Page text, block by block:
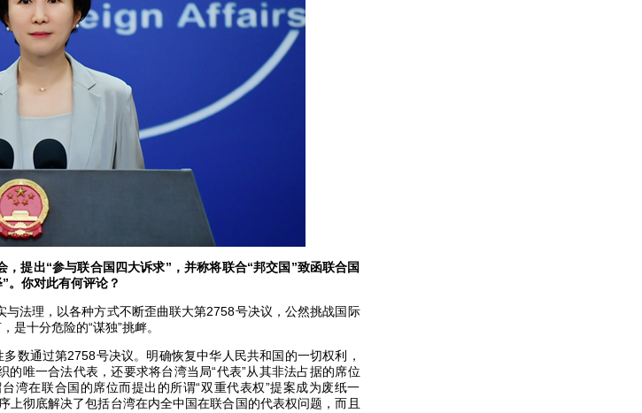
提出“参与联合国四大诉求”，并称将联合“邦交国”致函联合国
。你对此有何评论？
法理，以各种方式不断歪曲联大第2758号决议，公然挑战国际
是十分危险的“谋独”挑衅。
数通过第2758号决议。明确恢复中华人民共和国的一切权利，
唯一合法代表，还要求将台湾当局“代表”从其非法占据的席位
湾在联合国的席位而提出的所谓“双重代表权”提案成为废纸一
彻底解决了包括台湾在内全中国在联合国的代表权问题，而且